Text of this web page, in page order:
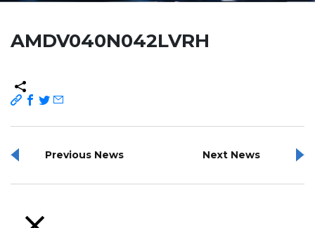
AMDV040N042LVRH
Previous News Next News